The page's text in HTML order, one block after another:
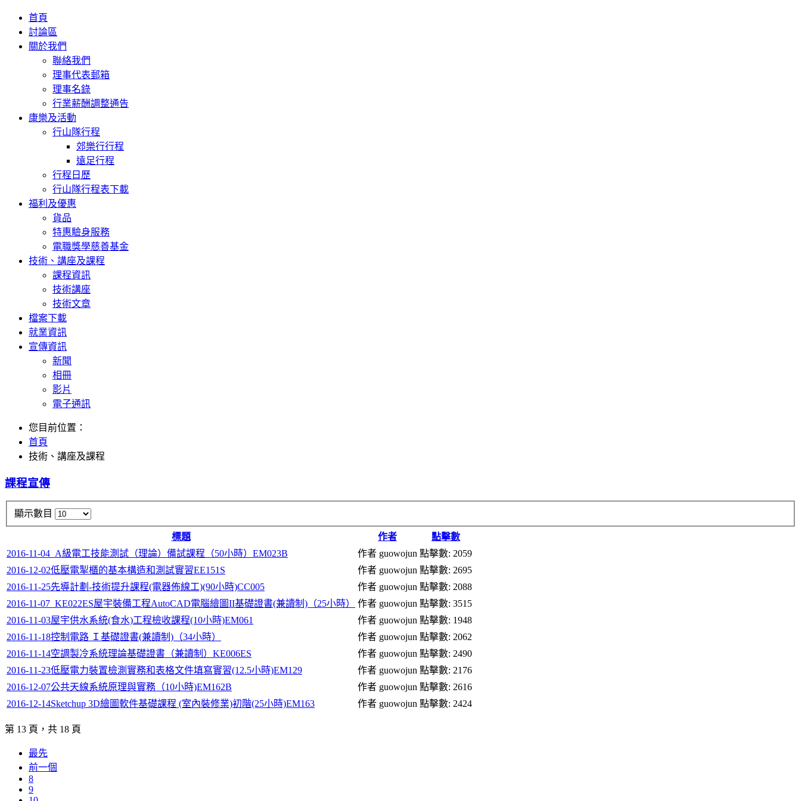
首頁
討論區
關於我們
聯絡我們
理事代表郵箱
理事名錄
行業薪酬調整通告
康樂及活動
行山隊行程
郊樂行行程
遠足行程
行程日歷
行山隊行程表下載
福利及優惠
貨品
特惠驗身服務
電職獎學慈善基金
技術、講座及課程
課程資訊
技術講座
技術文章
檔案下載
就業資訊
宣傳資訊
新聞
相冊
影片
電子通訊
您目前位置：
首頁
技術、講座及課程
課程宣傳
顯示數目
標題 作者
點擊數
2016-11-04_A級電工技能測試（理論）備試課程（50小時）EM023B
作者 guowojun 點擊數: 2059
2016-12-02低壓電掣櫃的基本構造和測試實習EE151S
作者 guowojun 點擊數: 2695
2016-11-25先導計劃-技術提升課程(電器佈線工)(90小時)CC005
作者 guowojun 點擊數: 2088
2016-11-07_KE022ES屋宇裝備工程AutoCAD電腦繪圖II基礎證書(兼讀制)（25小時）
作者 guowojun 點擊數: 3515
2016-11-03屋宇供水系統(食水)工程檢收課程(10小時)EM061
作者 guowojun 點擊數: 1948
2016-11-18控制電路 Ｉ基礎證書(兼讀制)（34小時）
作者 guowojun 點擊數: 2062
2016-11-14空調製冷系統理論基礎證書（兼讀制）KE006ES
作者 guowojun 點擊數: 2490
2016-11-23低壓電力裝置檢測實務和表格文件填寫實習(12.5小時)EM129
作者 guowojun 點擊數: 2176
2016-12-07公共天線系統原理與實務（10小時)EM162B
作者 guowojun 點擊數: 2616
2016-12-14Sketchup 3D繪圖軟件基礎課程 (室內裝修業)初階(25小時)EM163
作者 guowojun 點擊數: 2424
第 13 頁，共 18 頁
最先
前一個
8
9